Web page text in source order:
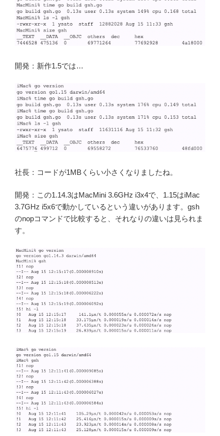
開発：新作1.5では…
社長：コードが1MBくらい小さくなりましたね。
開発：この1.14.3はMacMini 3.6GHz i3x4で、1.15はiMac
3.7GHz i5x6で動かしているという違いがあります。gsh
のnopコマンドで比較すると、それなりの違いは見られま
す。